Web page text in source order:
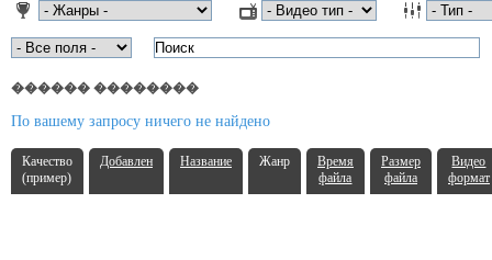
������ ��������
По вашему запросу ничего не найдено
Качество
(пример)
Добавлен Название Жанр
Время
файла
Размер
файла
Видео
формат